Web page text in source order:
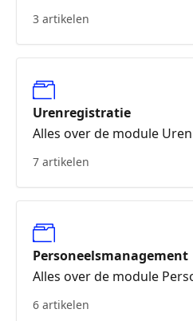
3 artikelen
Urenregistratie
Alles over de module
7 artikelen
Personeelsmanagement
Alles over de module
6 artikelen